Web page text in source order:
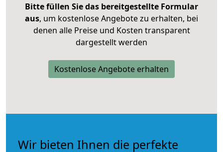
Bitte füllen Sie das bereitgestellte Formular
aus, um kostenlose Angebote zu erhalten, bei
denen alle Preise und Kosten transparent
dargestellt werden
Kostenlose Angebote erhalten
Wir bieten Ihnen die perfekte